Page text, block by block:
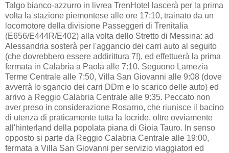
Talgo bianco-azzurro in livrea TrenHotel lascerà per la prima
volta la stazione piemontese alle ore 17:10, trainato da un
locomotore della divisione Passeggeri di Trenitalia
(E656/E444R/E402) alla volta dello Stretto di Messina: ad
Alessandria sosterà per l'aggancio dei carri auto al seguito
(che dovrebbero essere addirittura 7!), ed effettuerà la prima
fermata in Calabria a Paola alle 7:10. Seguono Lamezia
Terme Centrale alle 7:50, Villa San Giovanni alle 9:08 (dove
avverrà lo sgancio dei carri DDm e lo scarico delle auto) ed
arrivo a Reggio Calabria Centrale alle 9:35. Peccato non
aver preso in considerazione Rosarno, che riunisce il bacino
di utenza di praticamente tutta la locride, oltre ovviamente
all'hinterland della popolata piana di Gioia Tauro. In senso
opposto si parte da Reggio Calabria Centrale alle 19:00,
fermata a Villa San Giovanni per servizio viaggiatori ed